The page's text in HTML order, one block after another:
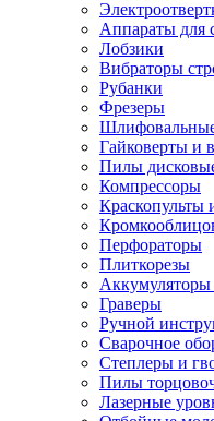
Аппараты для
Лобзики
Вибраторы
Рубанки
Фрезеры
Гайковерты и
Пилы
Компрессоры
Краскопульты
Перфораторы
Плиткорезы
Аккумуляторы
Граверы
Ручной
Сварочное
Степлеры и
Пилы
Лазерные